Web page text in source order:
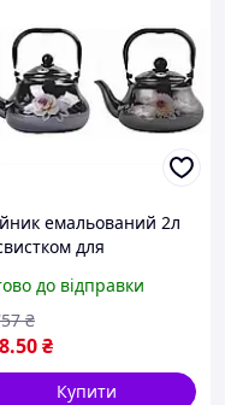
емальований 2л
для
малюнком для
плит
до відправки
.50₴
₴
Купити